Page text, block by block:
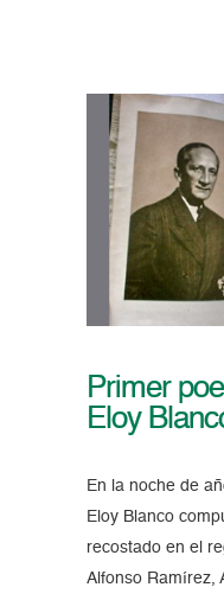
Primer
Eloy
En la noche de
Eloy Blanco
recostado en el
Alfonso Ramírez,